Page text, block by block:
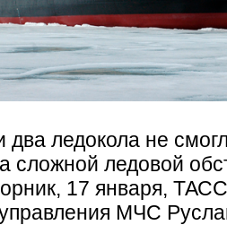
два ледокола не
сложной ледовой
17 января,
управления МЧС